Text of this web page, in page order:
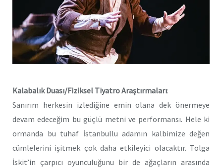
Kalabalık Duası/Fiziksel TiyatroAraştırmaları:
Sanırım herkesin izlediğine emin olana dek önermeye
devam edeceğim bu güçlü metni ve performansı. Hele ki
ormanda bu tuhaf İstanbullu adamın kalbimize değen
cümlelerini işitmek çok daha etkileyici olacaktır. Tolga
İskit’in çarpıcı oyunculuğunu bir de ağaçların arasında